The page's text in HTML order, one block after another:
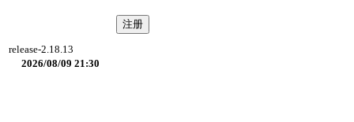
release-2.18.13
2026/08/09 21:30